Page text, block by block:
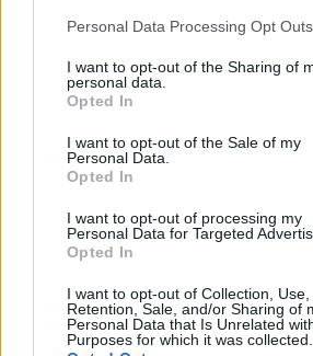
Please note that this website/app uses
not limited to your visit or usage
grant or deny consent to Google and its
use your data for below specified
consent section.
Personal Data Processing Opt Outs
I want to opt-out of the Sharing of
personal data.
Opted In
I want to opt-out of the Sale of my
Personal Data.
Opted In
I want to opt-out of processing my
Personal Data for Targeted
Opted In
I want to opt-out of Collection, Use,
Retention, Sale, and/or Sharing of
Personal Data that Is Unrelated
Purposes for which it was collected.
grande lavoro di Astec con
stati capaci di muovere in un
dinamico, che ha visto nascere
nascere anche in futuro
universitarie, dal settore della
all’aerospazio – ha confermato
Meloni-. Il Dipartimento
un esempio virtuoso che
dall’Einstein Telescope che
core business dell’attività del